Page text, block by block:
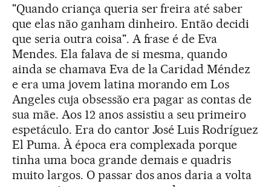
"Quando criança queria ser freira até saber
que elas não ganham dinheiro. Então decidi
que seria outra coisa". A frase é de Eva
Mendes. Ela falava de si mesma, quando
ainda se chamava Eva de la Caridad Méndez
e era uma jovem latina morando em Los
Angeles cuja obsessão era pagar as contas de
sua mãe. Aos 12 anos assistiu a seu primeiro
espetáculo. Era do cantor José Luis Rodríguez
El Puma. À época era complexada porque
tinha uma boca grande demais e quadris
muito largos. O passar dos anos daria a volta